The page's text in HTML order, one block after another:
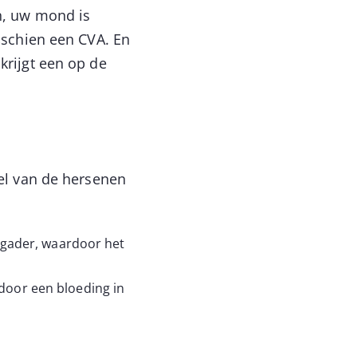
uw mond is
een CVA. En
een op de
van de hersenen
waardoor het
een bloeding in